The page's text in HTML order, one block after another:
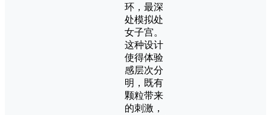
环，最深
处模拟处
女子宫。
这种设计
使得体验
感层次分
明，既有
颗粒带来
的刺激，